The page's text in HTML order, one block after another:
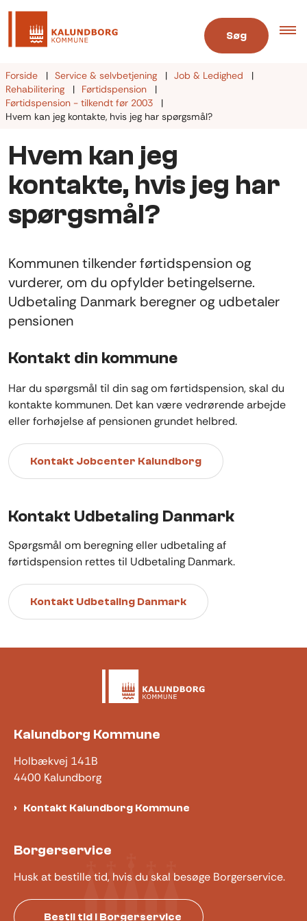
Søg
Forside Service & selvbetjening
Job & Ledighed
Rehabilitering
Førtidspension
Førtidspension - tilkendt før 2003
Hvem kan jeg kontakte, hvis jeg har spørgsmål?
Hvem kan jeg
kontakte, hvis jeg har
spørgsmål?
Kommunen tilkender førtidspension og
vurderer, om du opfylder betingelserne.
Udbetaling Danmark beregner og udbetaler
pensionen
Kontakt din kommune
Har du spørgsmål til din sag om førtidspension, skal du
kontakte kommunen. Det kan være vedrørende arbejde
eller forhøjelse af pensionen grundet helbred.
Kontakt Jobcenter Kalundborg
Kontakt Udbetaling Danmark
Spørgsmål om beregning eller udbetaling af
førtidspension rettes til Udbetaling Danmark.
Kontakt Udbetaling Danmark
Kalundborg Kommune
Holbækvej 141B
4400 Kalundborg
Kontakt Kalundborg Kommune
Borgerservice
Husk at bestille tid, hvis du skal besøge Borgerservice.
Bestil tid i Borgerservice